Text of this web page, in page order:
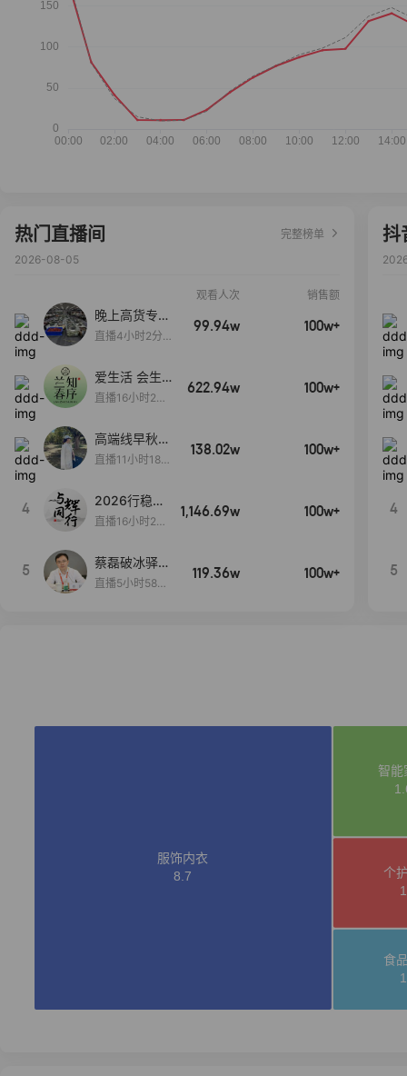
热门直播间
完整榜单
2026-08-05
观看人次 销售额
晚上高货专场
大放漏
直播4小时2分5
99.94w 100w+
爱生活 会生
活
直播16小时24
622.94w 100w+
高端线早秋现
货首发
直播11小时18分
138.02w 100w+
4
2026行稳致
远
直播16小时20
1,146.69w 100w+
5
蔡磊破冰驿站
直播间好物分
直播5小时58分
119.36w 100w+
抖
4
5